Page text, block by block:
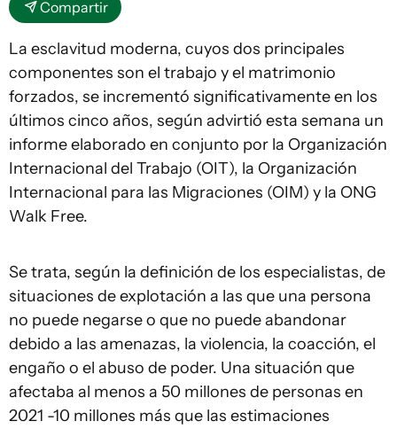
Compartir
La esclavitud moderna, cuyos dos principales
componentes son el trabajo y el matrimonio
forzados, se incrementó significativamente en los
últimos cinco años, según advirtió esta semana un
informe elaborado en conjunto por la Organización
Internacional del Trabajo (OIT), la Organización
Internacional para las Migraciones (OIM) y la ONG
Walk Free.
Se trata, según la definición de los especialistas, de
situaciones de explotación a las que una persona
no puede negarse o que no puede abandonar
debido a las amenazas, la violencia, la coacción, el
engaño o el abuso de poder. Una situación que
afectaba al menos a 50 millones de personas en
2021 -10 millones más que las estimaciones